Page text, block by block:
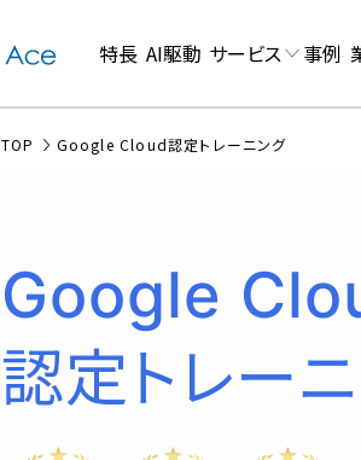
特長 AI駆動 サービス 事例
TOP Google Cloud認定トレーニング
Google
認定トレー